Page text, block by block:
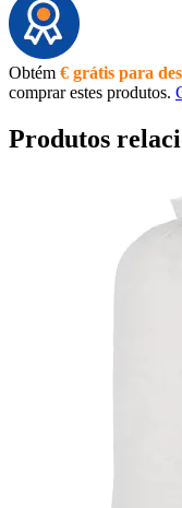
Obtém € grátis para
comprar estes produtos.
Produtos